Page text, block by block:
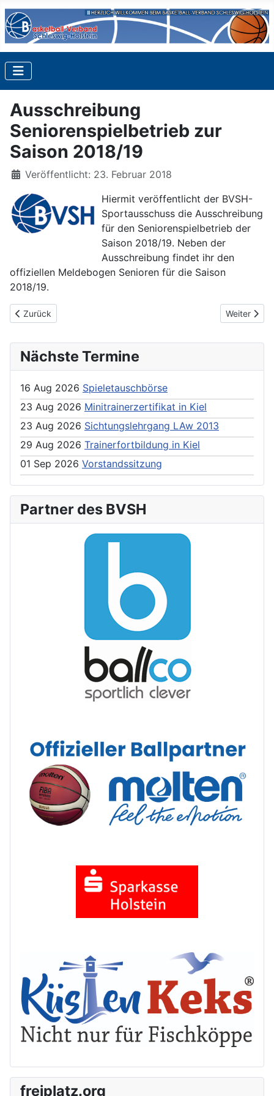
Ausschreibung
Seniorenspielbetrieb zur
Saison 2018/19
Details
Veröffentlicht: 23. Februar 2018
Hiermit veröffentlicht der BVSH-
Sportausschuss die Ausschreibung
für den Seniorenspielbetrieb der
Saison 2018/19. Neben der
Ausschreibung findet ihr den
offiziellen Meldebogen Senioren für die Saison
2018/19.
Previous article: Durchführungsbestimmungen Quali-Turniere V-
Zurück Next
Weiter
Nächste Termine
16 Aug 2026 Spieletauschbörse
23 Aug 2026 Minitrainerzertifikat in Kiel
23 Aug 2026 Sichtungslehrgang LAw 2013
29 Aug 2026 Trainerfortbildung in Kiel
01 Sep 2026 Vorstandssitzung
Partner des BVSH
freiplatz.org